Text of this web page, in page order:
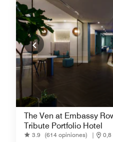
The Ven at Embassy
Tribute Portfolio Hotel
3.9 (614 opiniones) |
0,8